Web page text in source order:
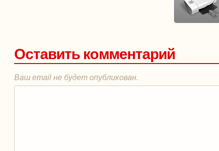
Оставить комментарий
Ваш email не будет опубликован.